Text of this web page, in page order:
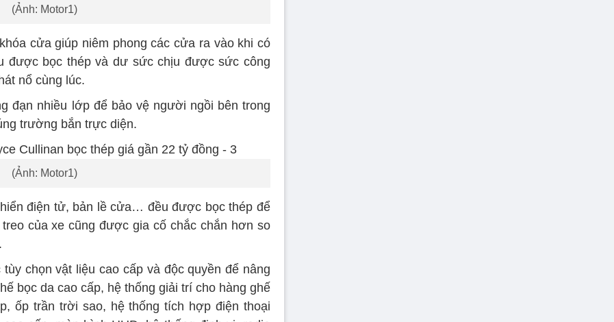
(Ảnh: Motor1)
cửa giúp niêm phong các cửa ra vào khi có
được bọc thép và dư sức chịu được sức công
nổ cùng lúc.
đạn nhiều lớp để bảo vệ người ngồi bên trong
trường bắn trực diện.
(Ảnh: Motor1)
điện tử, bản lề cửa… đều được bọc thép để
của xe cũng được gia cố chắc chắn hơn so
chọn vật liệu cao cấp và độc quyền để nâng
bọc da cao cấp, hệ thống giải trí cho hàng ghế
ốp trần trời sao, hệ thống tích hợp điện thoại